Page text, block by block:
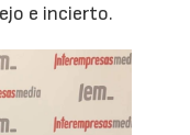
e incierto.